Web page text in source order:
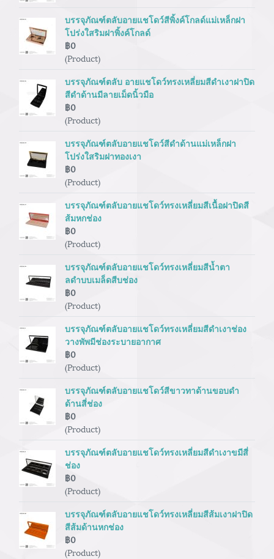
บรรจุภัณฑ์ตลับอายแชโดว์สีพิ้งค์โกลด์แม่เหล็กฝา
โปร่งใสริมฝาพิ้งค์โกลด์
฿0
(Product)
บรรจุภัณฑ์ตลับ อายแชโดว์ทรงเหลี่ยมสีดำเงาฝาปิด
สีดำด้านมีลายเม็ดนิ้วมือ
฿0
(Product)
บรรจุภัณฑ์ตลับอายแชโดว์สีดำด้านแม่เหล็กฝา
โปร่งใสริมฝาทองเงา
฿0
(Product)
บรรจุภัณฑ์ตลับอายแชโดว์ทรงเหลี่ยมสีเนื้อฝาปิดสี
ส้มหกช่อง
฿0
(Product)
บรรจุภัณฑ์ตลับอายแชโดว์ทรงเหลี่ยมสีน้ำตา
ลดำบบเมล็ดสีบช่อง
฿0
(Product)
บรรจุภัณฑ์ตลับอายแชโดว์ทรงเหลี่ยมสีดำเงาช่อง
วางพัพมีช่องระบายอากาศ
฿0
(Product)
บรรจุภัณฑ์ตลับอายแชโดว์สีขาวทาด้านขอบดำ
ด้านสี่ช่อง
฿0
(Product)
บรรจุภัณฑ์ตลับอายแชโดว์ทรงเหลี่ยมสีดำเงาขมีสี่
ช่อง
฿0
(Product)
บรรจุภัณฑ์ตลับอายแชโดว์ทรงเหลี่ยมสีส้มเงาฝาปิด
สีส้มด้านหกช่อง
฿0
(Product)